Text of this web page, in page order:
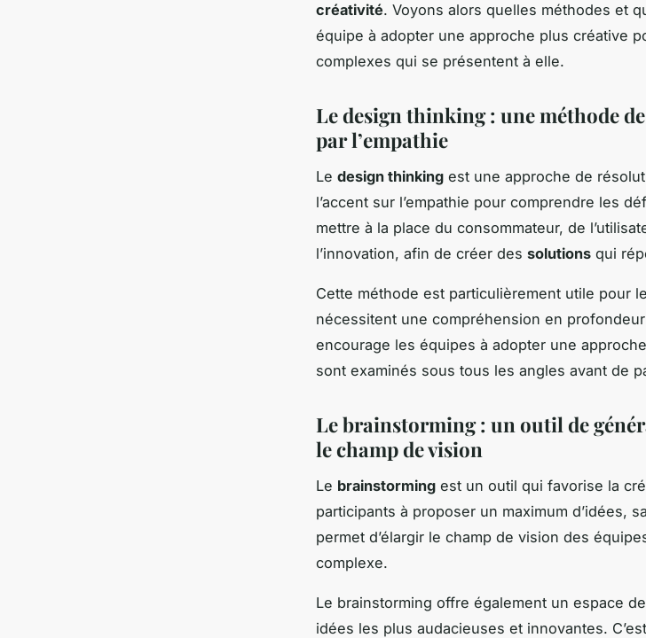
créativité. Voyons alors quelles méthodes et
équipe à adopter une approche plus créative
complexes qui se présentent à elle.
Le design thinking : une méthode
par l’empathie
Le design thinking est une approche de
l’accent sur l’empathie pour comprendre les
mettre à la place du consommateur, de
l’innovation, afin de créer des solutions qui
Cette méthode est particulièrement utile pour
nécessitent une compréhension en
encourage les équipes à adopter une
sont examinés sous tous les angles avant de
Le brainstorming : un outil de
le champ de vision
Le brainstorming est un outil qui favorise la
participants à proposer un maximum d’idées,
permet d’élargir le champ de vision des
complexe.
Le brainstorming offre également un espace
idées les plus audacieuses et innovantes.